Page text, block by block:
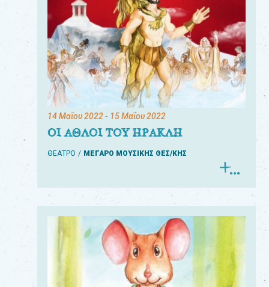
14 Μαΐου 2022- 15 Μαΐου 2022
ΟΙ ΑΘΛΟΙ ΤΟΥ ΗΡΑΚΛΗ
ΘΕΑΤΡΟ ΜΕΓΑΡΟ ΜΟΥΣΙΚΗΣ ΘΕΣ/ΚΗΣ